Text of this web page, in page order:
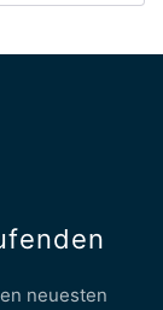
neuesten